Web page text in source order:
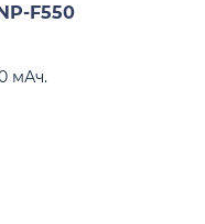
F550
мАч.